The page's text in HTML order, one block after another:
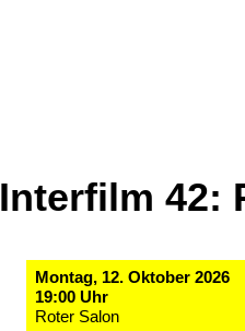
Interfilm 42:
Montag, 12. Oktober 2026
19:00 Uhr
Roter Salon